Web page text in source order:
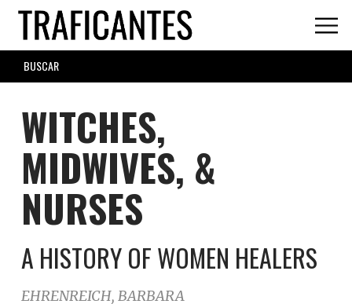
Skip
main
content
SEARCH
FORM
WITCHES,
MIDWIVES, &
NURSES
A HISTORY OF WOMEN HEALERS
EHRENREICH, BARBARA